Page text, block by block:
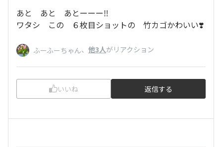
あと あと あとーーー‼️
ワタシ この ６枚目ショットの 竹カゴかわいい❣️
ふーふーちゃん、 他3人がリアクション
いいね 返信する